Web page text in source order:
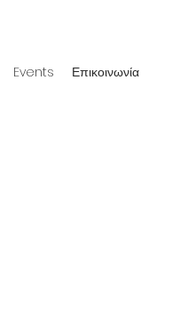
Events Επικοινωνία